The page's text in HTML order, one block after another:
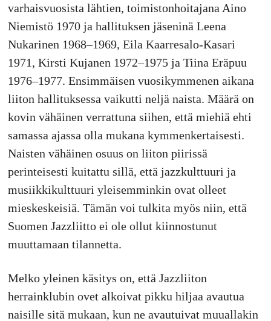
varhaisvuosista lähtien, toimistonhoitajana Aino
Niemistö 1970 ja hallituksen jäseninä Leena
Nukarinen 1968–1969, Eila Kaarresalo-Kasari
1971, Kirsti Kujanen 1972–1975 ja Tiina Eräpuu
1976–1977. Ensimmäisen vuosikymmenen aikana
liiton hallituksessa vaikutti neljä naista. Määrä on
kovin vähäinen verrattuna siihen, että miehiä ehti
samassa ajassa olla mukana kymmenkertaisesti.
Naisten vähäinen osuus on liiton piirissä
perinteisesti kuitattu sillä, että jazzkulttuuri ja
musiikkikulttuuri yleisemminkin ovat olleet
mieskeskeisiä. Tämän voi tulkita myös niin, että
Suomen Jazzliitto ei ole ollut kiinnostunut
muuttamaan tilannetta.
Melko yleinen käsitys on, että Jazzliiton
herrainklubin ovet alkoivat pikku hiljaa avautua
naisille sitä mukaan, kun ne avautuivat muuallakin